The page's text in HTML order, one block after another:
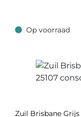
Op voorraad
Op voorraad
Zuil Brisbane